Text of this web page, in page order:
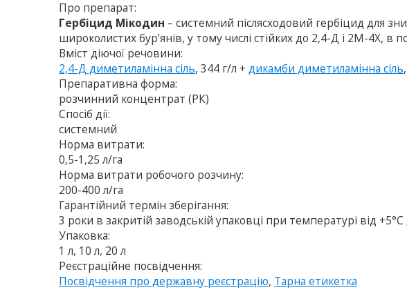
Про препарат:
Гербіцид Мікодин – системний післясходовий гербіцид для
широколистих бур’янів, у тому числі стійких до 2,4-Д і 2М-4Х, в
Вміст діючої речовини:
2,4-Д диметиламінна сіль, 344 г/л +дикамби диметиламінна сіль
Препаративна форма:
розчинний концентрат (РК)
Спосіб дії:
системний
Норма витрати:
0,5-1,25 л/га
Норма витрати робочого розчину:
200-400 л/га
Гарантійний термін зберігання:
3 роки в закритій заводській упаковці при температурі від
Упаковка:
1 л, 10 л, 20 л
Реєстраційне посвідчення:
Посвідчення про державну реєстрацію, Тарна етикетка